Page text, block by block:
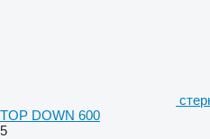
TOP DOWN 600
5